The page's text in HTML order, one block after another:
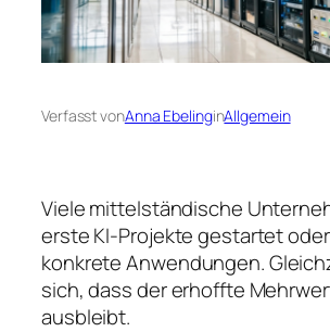
Verfasst vonAnna EbelinginAllgemein
Viele mittelständische
erste KI-Projekte gestartet
konkrete Anwendungen.
sich, dass der erhoffte
ausbleibt.